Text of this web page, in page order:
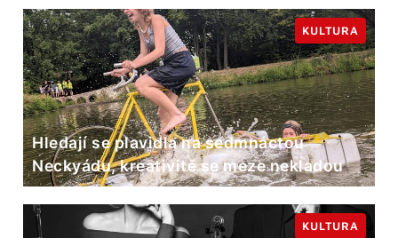
Hledají se plavidla na sedmnáctou
Neckyádu, kreativitě se meze nekladou
KULTURA
KULTURA